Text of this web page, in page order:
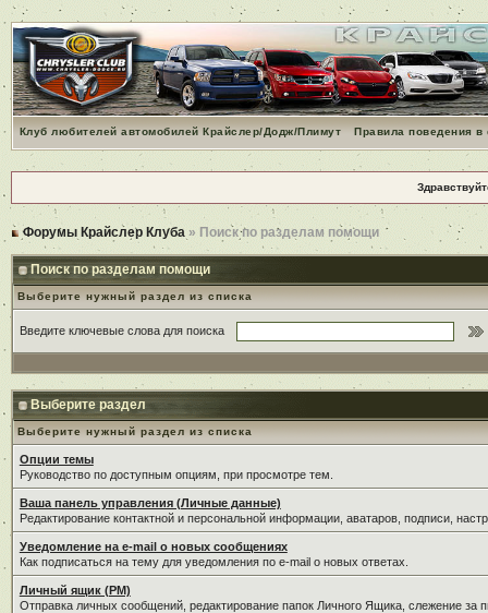
Клуб любителей автомобилей Крайслер/Додж/Плимут Правила поведения
Форумы Крайслер Клуба » Поиск по разделам помощи
Поиск по разделам помощи
Выберите нужный раздел из списка
Введите ключевые слова для поиска
Выберите раздел
Выберите нужный раздел из списка
Опции темы
Руководство по доступным опциям, при просмотре тем.
Ваша панель управления (Личные данные)
Редактирование контактной и персональной информации, аватаров, подписи,
Уведомление на e-mail о новых сообщениях
Как подписаться на тему для уведомления по e-mail о новых ответах.
Личный ящик (PM)
Отправка личных сообщений, редактирование папок Личного Ящика, слежение